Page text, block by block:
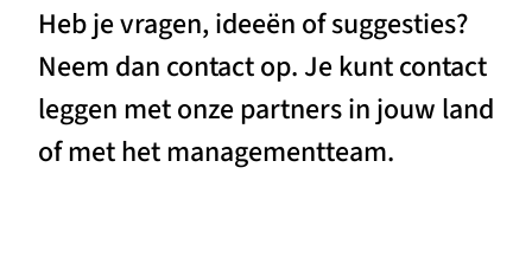
Heb je vragen, ideeën of suggesties?
Neem dan contact op. Je kunt contact
leggen met onze partners in jouw land
of met het managementteam.